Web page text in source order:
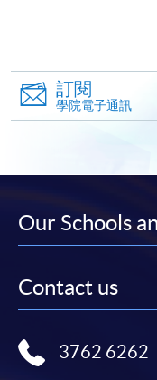
不
注意事項
報名及時間安
一不可。文件
(b) 身份證明文
(c) 家長同意書
等形式) 或 郵
信息或資訊中出現
付款的網關在完成
失誤；（4）任何由
關的原因，包括未
以上中文本純作參
付款方法
大部份公開招生的
申請人可在網上使
訂閱
學院電子通訊
Our Schools
Contact us
3762 6262